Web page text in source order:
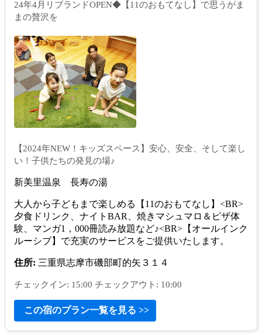
24年4月リブランドOPEN◆【11のおもてなし】で思うがま
まの贅沢を
【2024年NEW！キッズスペース】安心、安全、そして楽し
い！子供たちの発見の場♪
新美里温泉 長寿の湯
大人から子どもまで楽しめる【11のおもてなし】<BR>
夕食ドリンク、ナイトBAR、焼きマシュマロ＆ピザ体
験、マンガ1，000冊読み放題など♪<BR>【オールインク
ルーシブ】で充実のサービスをご提供いたします。
住所: 三重県志摩市磯部町的矢３１４
チェックイン: 15:00 チェックアウト: 10:00
この宿のプラン一覧を見る >>